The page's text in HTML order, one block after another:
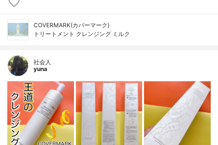
COVERMARK(カバーマーク)
トリートメント クレンジング ミルク
社会人
yuna